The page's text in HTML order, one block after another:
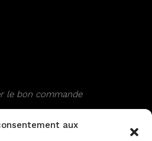
aux
le bon commande